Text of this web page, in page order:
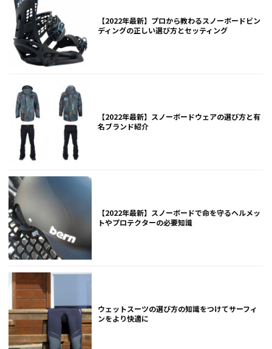
【2022年最新】プロから教わるスノーボードビン
ディングの正しい選び方とセッティング
【2022年最新】スノーボードウェアの選び方と有
名ブランド紹介
【2022年最新】スノーボードで命を守るヘルメッ
トやプロテクターの必要知識
ウェットスーツの選び方の知識をつけてサーフィ
ンをより快適に